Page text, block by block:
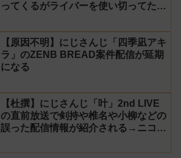
ってくるがライバーを使い切ってたの
イバーの転生が可能に
【原因不明】にじさんじ「四季凪アキ
ラ」のZENB BREAD案件配信が延期
になる
【杜撰】にじさんじ「叶」2nd LIVE
の直前放送で剣持や椎名や小柳などの
誤った配信情報が紹介される→ニコニ
【生成AI?】